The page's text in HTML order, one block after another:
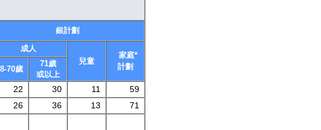
銀計劃
成人
兒童
家庭*
計劃
70歲
71歲
或以上
22 30 11
59
26 36 13
71